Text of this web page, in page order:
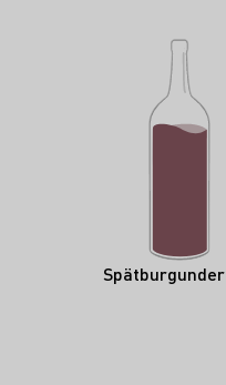
Spätburgunder